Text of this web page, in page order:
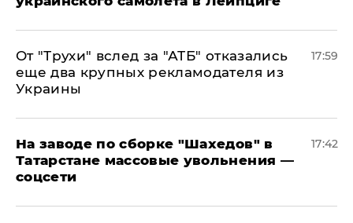
От "Трухи" вслед за "АТБ" отказались
еще два крупных рекламодателя из
Украины
17:59
На заводе по сборке "Шахедов" в
Татарстане массовые увольнения —
соцсети
17:42